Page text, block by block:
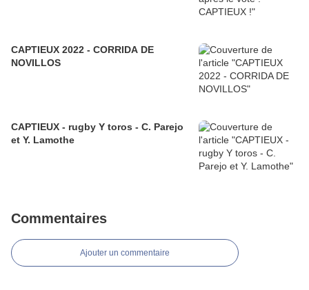
CAPTIEUX 2022 - CORRIDA DE
NOVILLOS
CAPTIEUX - rugby Y toros - C. Parejo
et Y. Lamothe
Commentaires
Ajouter un commentaire